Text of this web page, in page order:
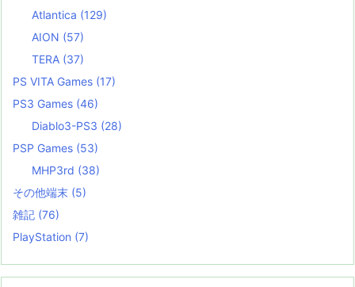
Atlantica (129)
AION (57)
TERA (37)
PS VITA Games (17)
PS3 Games (46)
Diablo3-PS3 (28)
PSP Games (53)
MHP3rd (38)
その他端末 (5)
雑記 (76)
PlayStation (7)